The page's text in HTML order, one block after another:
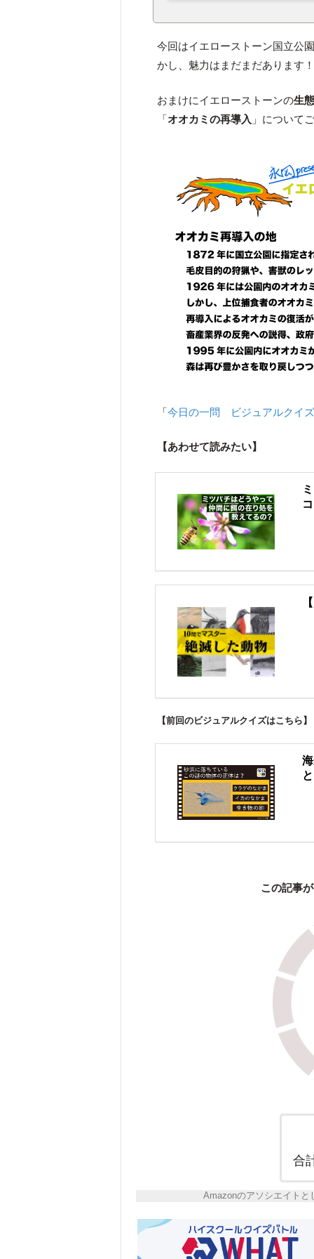
今回はイエローストーン国立公
かし、魅力はまだまだあります
おまけにイエローストーンの生
「オオカミの再導入 」について
「今日の一問 ビジュアルクイ
【あわせて読みたい】
【前回のビジュアルクイズはこちら】
この記事
合
Amazonのアソシエイトと